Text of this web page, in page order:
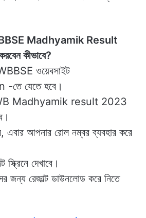
Madhyamik Result
কীভাবে?
ওয়েবসাইট
যেতে হবে।
Madhyamik result 2023
এবার আপনার রোল নম্বর ব্যবহার করে
দেখাবে।
জন্য রেজাল্ট ডাউনলোড করে নিতে